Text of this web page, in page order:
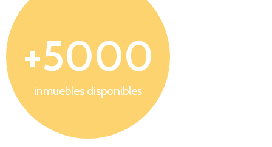
inmuebles disponibles
+5000